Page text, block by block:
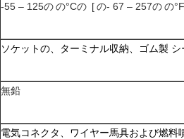
-55 – 125の の°Cの [ の- 67 – 257の の
ソケットの、ターミナル収納、ゴム製 シ
無鉛
電気コネクタ、ワイヤー馬具および燃料